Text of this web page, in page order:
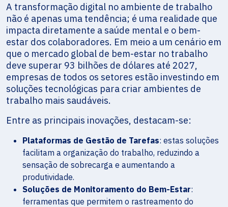
A transformação digital no ambiente de trabalho
não é apenas uma tendência; é uma realidade que
impacta diretamente a saúde mental e o bem-
estar dos colaboradores. Em meio a um cenário em
que o mercado global de bem-estar no trabalho
deve superar 93 bilhões de dólares até 2027,
empresas de todos os setores estão investindo em
soluções tecnológicas para criar ambientes de
trabalho mais saudáveis.
Entre as principais inovações, destacam-se:
Plataformas de Gestão de Tarefas: estas soluções
facilitam a organização do trabalho, reduzindo a
sensação de sobrecarga e aumentando a
produtividade.
Soluções de Monitoramento do Bem-Estar:
ferramentas que permitem o rastreamento do